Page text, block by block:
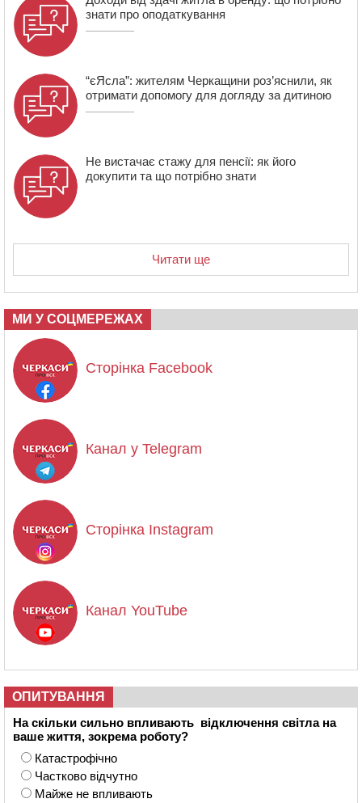
знати про оподаткування
“єЯсла”: жителям Черкащини роз’яснили, як
отримати допомогу для догляду за дитиною
Не вистачає стажу для пенсії: як його
докупити та що потрібно знати
Читати ще
МИ У СОЦМЕРЕЖАХ
Сторінка Facebook
Канал у Telegram
Сторінка Instagram
Канал YouTube
ОПИТУВАННЯ
На скільки сильно впливають відключення світла на
ваше життя, зокрема роботу?
Катастрофічно
Частково відчутно
Майже не впливають